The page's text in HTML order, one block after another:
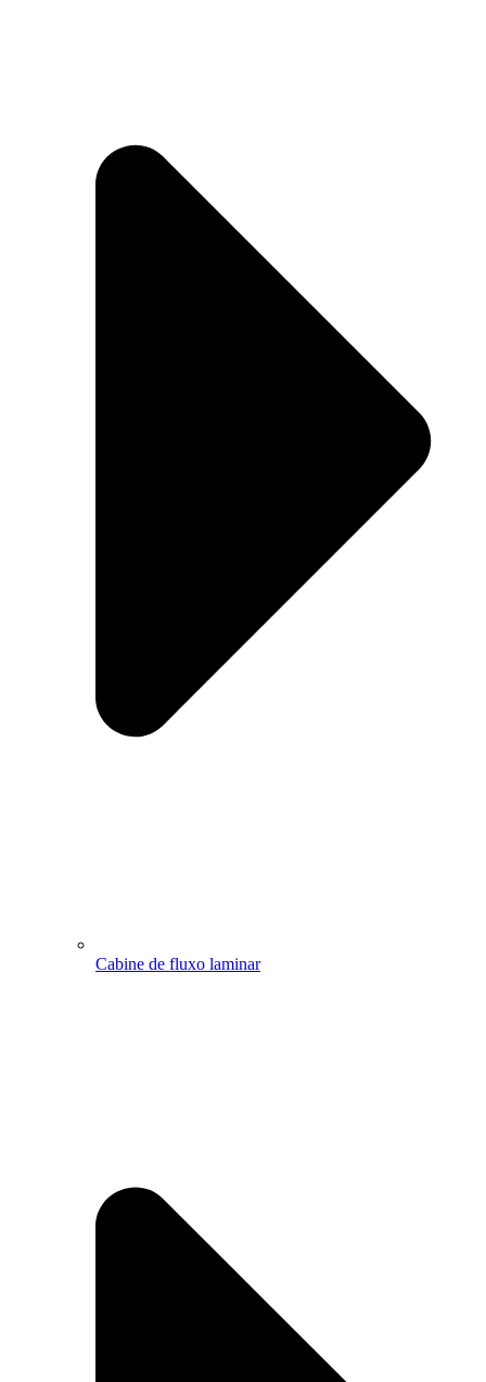
Cabine de fluxo laminar